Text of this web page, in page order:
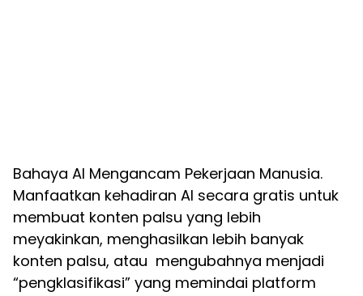
Bahaya AI Mengancam Pekerjaan Manusia.
Manfaatkan kehadiran AI secara gratis untuk
membuat konten palsu yang lebih
meyakinkan, menghasilkan lebih banyak
konten palsu, atau mengubahnya menjadi
“pengklasifikasi” yang memindai platform